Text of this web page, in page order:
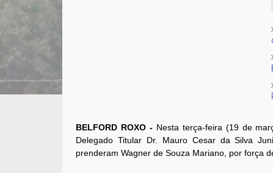
BELFORD ROXO - Nesta terça-feira (19 de
Delegado Titular Dr. Mauro Cesar da Silva
prenderam Wagner de Souza Mariano, por força